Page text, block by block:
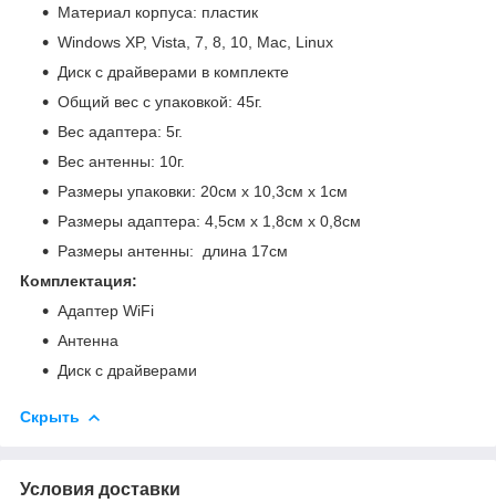
Материал корпуса: пластик
Windows XP, Vista, 7, 8, 10, Mac, Linux
Диск с драйверами в комплекте
Общий вес с упаковкой: 45г.
Вес адаптера: 5г.
Вес антенны: 10г.
Размеры упаковки: 20см х 10,3см х 1см
Размеры адаптера: 4,5см х 1,8см х 0,8см
Размеры антенны: длина 17см
Комплектация:
Адаптер WiFi
Антенна
Диск с драйверами
Скрыть
Условия доставки